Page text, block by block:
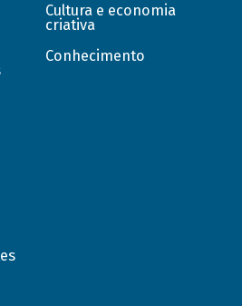
Cultura e economia
criativa
Conhecimento